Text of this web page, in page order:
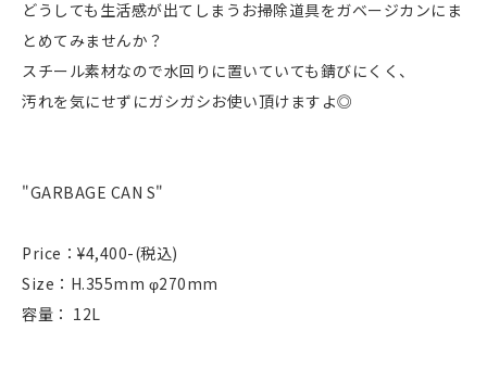
どうしても生活感が出てしまうお掃除道具をガベージカンにま
とめてみませんか？
スチール素材なので水回りに置いていても錆びにくく、
汚れを気にせずにガシガシお使い頂けますよ◎
"GARBAGE CAN S"
Price：¥4,400-(税込)
Size：H.355mm φ270mm
容量： 12L